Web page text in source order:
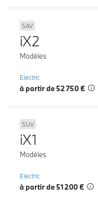
SAV
iX2
Modèles
Electric
à partir de 52 750 €
SUV
iX1
Modèles
Electric
à partir de 51 200 €